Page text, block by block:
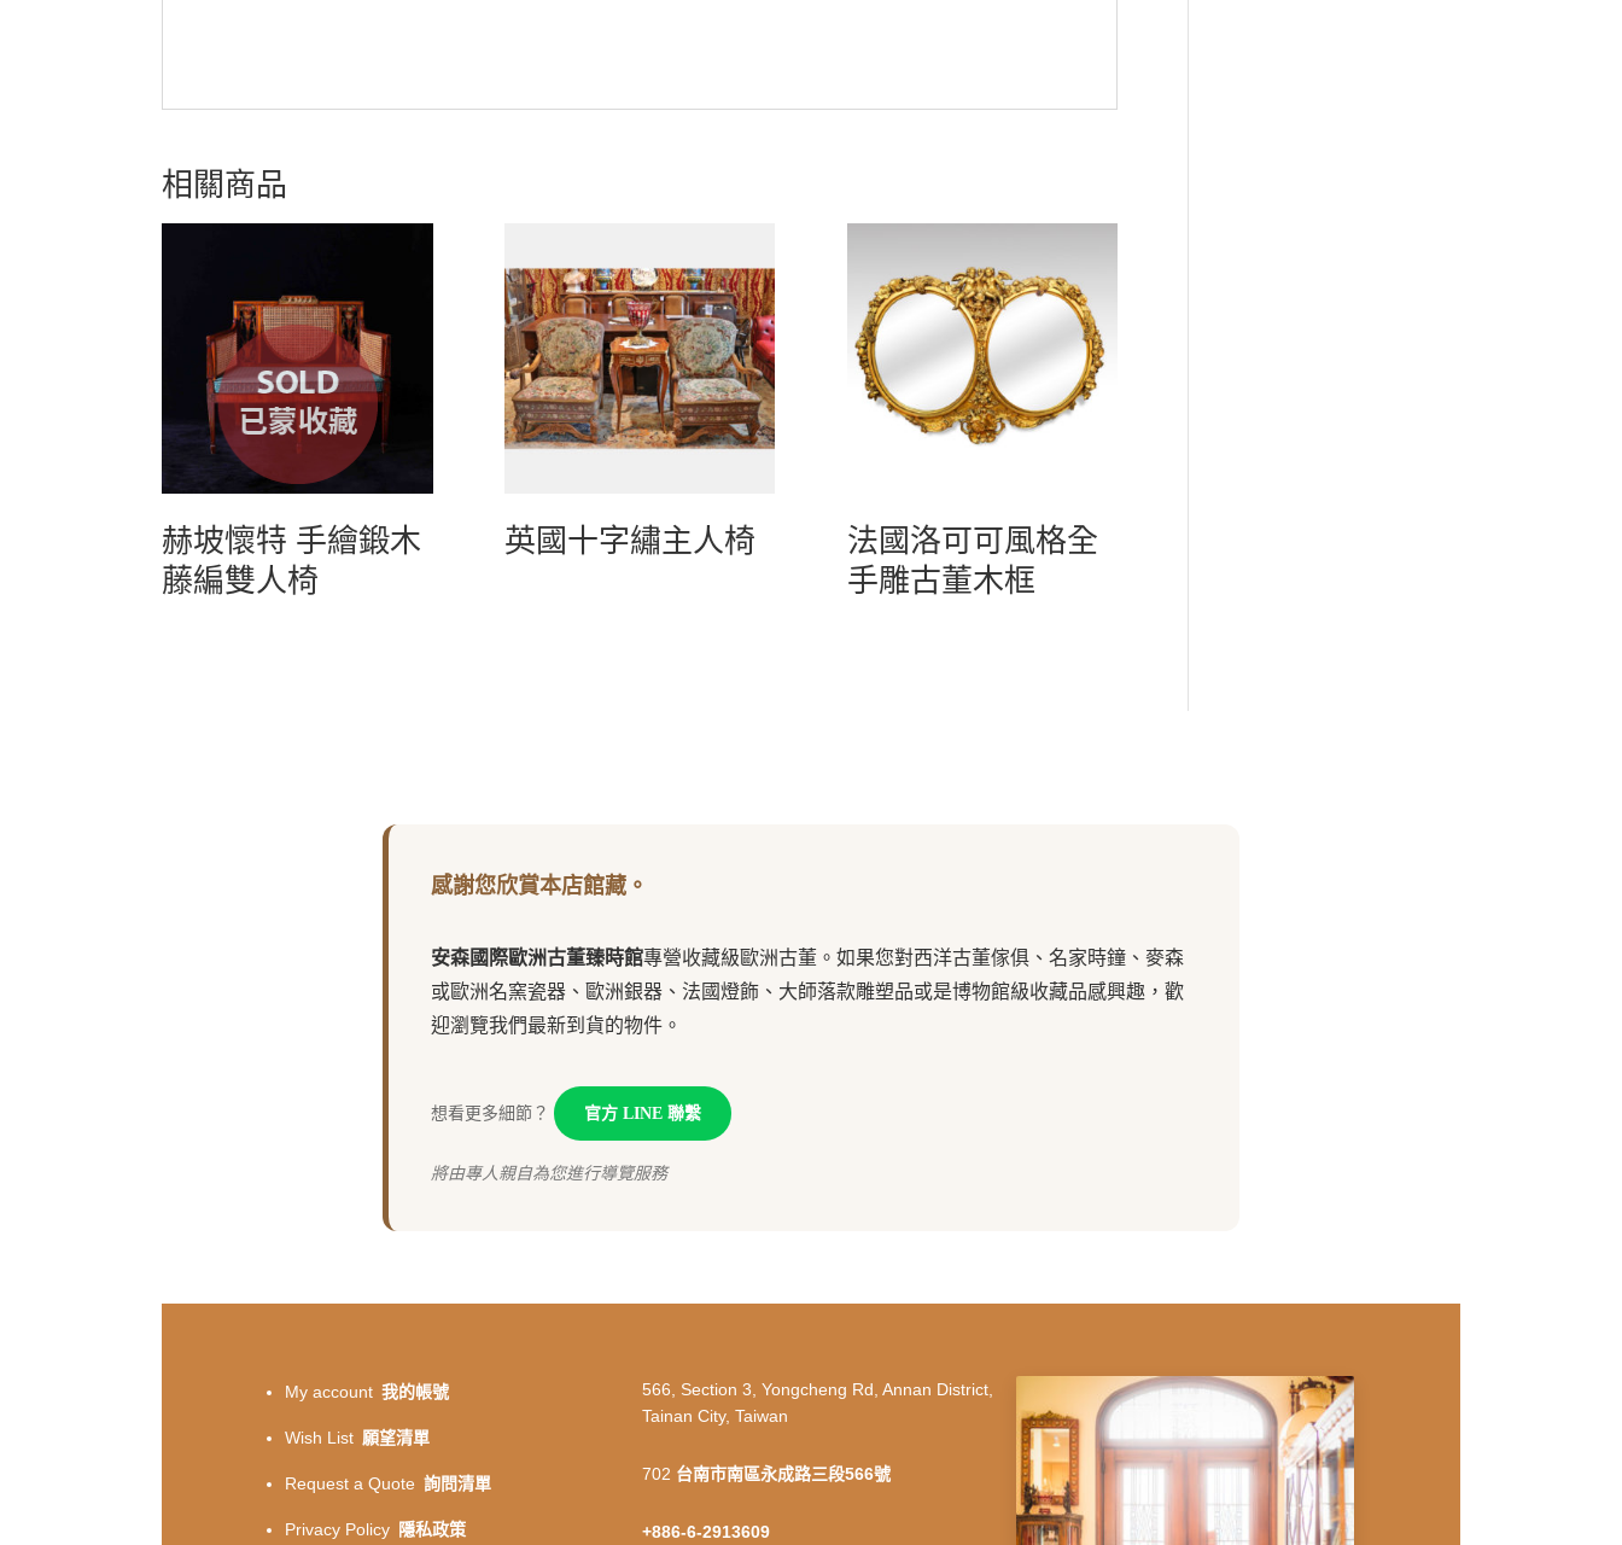
相關商品
赫坡懷特 手繪鍛木
藤編雙人椅
英國十字繡主人椅
法國洛可可風格全
手雕古董木框
感謝您欣賞本店館藏。
安森國際歐洲古董臻時館專營收藏級歐洲古董。如果您對西洋古董傢俱、名家時鐘、麥森
或歐洲名窯瓷器、歐洲銀器、法國燈飾、大師落款雕塑品或是博物館級收藏品感興趣，歡
迎瀏覽我們最新到貨的物件。
想看更多細節？ 官方 LINE 聯繫
將由專人親自為您進行導覽服務
My account 我的帳號
Wish List 願望清單
Request a Quote 詢問清單
Privacy Policy 隱私政策
566, Section 3, Yongcheng Rd, Annan District,
Tainan City, Taiwan
702 台南市南區永成路三段566號
+886-6-2913609